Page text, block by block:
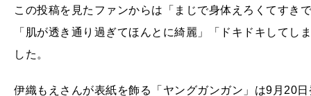
この投稿を見たファンからは「まじで身体えろくてすき
「肌が透き通り過ぎてほんとに綺麗」「ドキドキして
した。
伊織もえさんが表紙を飾る「ヤングガンガン」は9月20